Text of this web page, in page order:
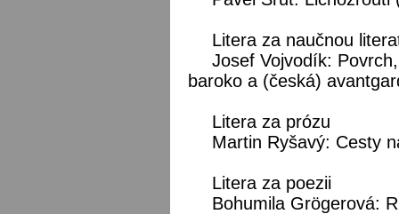
Litera za naučnou
Josef Vojvodík:
baroko a (česká)
Litera za prózu
Martin Ryšavý: Cesty
Litera za poezii
Bohumila Grögerová: